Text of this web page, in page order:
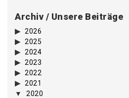
Archiv / Unsere Beiträge
2026
2025
2024
2023
2022
2021
2020